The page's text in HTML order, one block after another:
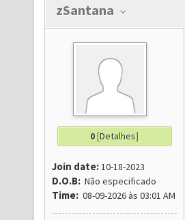
zSantana
0[Detalhes]
Join date:10-18-2023
D.O.B: Não especificado
Time: 08-09-2026 às 03:01 AM